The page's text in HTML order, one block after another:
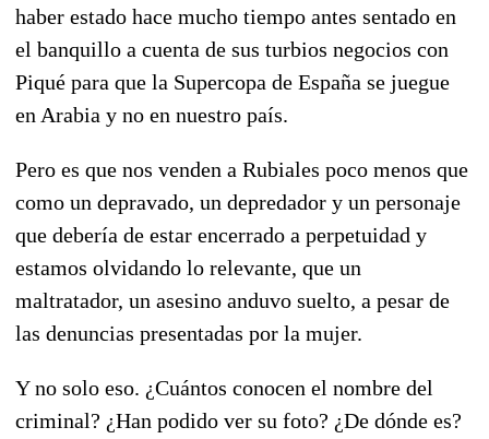
haber estado hace mucho tiempo antes sentado en
el banquillo a cuenta de sus turbios negocios con
Piqué para que la Supercopa de España se juegue
en Arabia y no en nuestro país.
Pero es que nos venden a Rubiales poco menos que
como un depravado, un depredador y un personaje
que debería de estar encerrado a perpetuidad y
estamos olvidando lo relevante, que un
maltratador, un asesino anduvo suelto, a pesar de
las denuncias presentadas por la mujer.
Y no solo eso. ¿Cuántos conocen el nombre del
criminal? ¿Han podido ver su foto? ¿De dónde es?